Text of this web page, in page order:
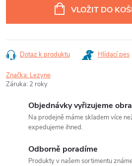
VLOŽIT DO
Dotaz k produktu Hlídací pes
Značka: Lezyne
Záruka: 2 roky
Objednávky vyřizujeme
Na prodejně máme skladem více
expedujeme ihned.
Odborně poradíme
Produkty v našem sortimentu